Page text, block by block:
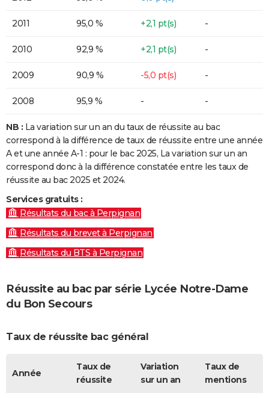
2011 95,0 % +2,1 pt(s) -
2010 92,9 % +2,1 pt(s) -
2009 90,9 % -5,0 pt(s) -
2008 95,9 % - -
NB : La variation sur un an du taux de réussite au bac
correspond à la différence de taux de réussite entre une année
A et une année A-1 : pour le bac 2025, La variation sur un an
correspond donc à la différence constatée entre les taux de
réussite au bac 2025 et 2024.
Services gratuits :
Résultats du bac à Perpignan
Résultats du brevet à Perpignan
Résultats du BTS à Perpignan
Réussite au bac par série Lycée Notre-Dame
du Bon Secours
Taux de réussite bac général
Année
Taux de
réussite
Variation
sur un an
Taux de
mentions